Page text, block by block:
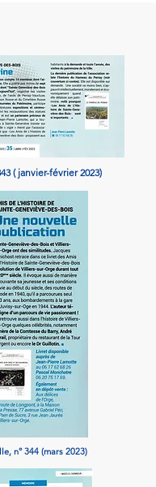
( janvier-février 2023)
n° 344 (mars 2023)